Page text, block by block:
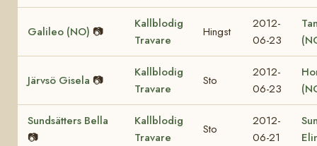
Galileo (NO) 📷
Kallblodig
Travare
Hingst
2012-
06-23
Järvsö Gisela 📷
Kallblodig
Travare
Sto
2012-
06-23
Sundsätters Bella
📷
Kallblodig
Travare
Sto
2012-
06-21